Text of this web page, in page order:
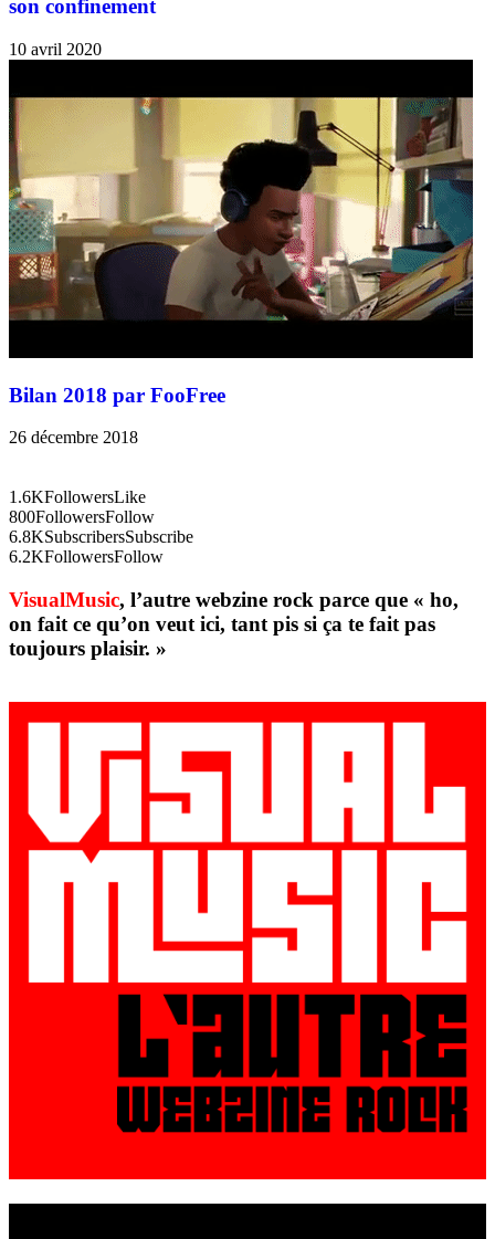
son confinement
10 avril 2020
Bilan 2018 par FooFree
26 décembre 2018
1.6KFollowersLike
800FollowersFollow
6.8KSubscribersSubscribe
6.2KFollowersFollow
VisualMusic, l’autre webzine rock parce que « ho,
on fait ce qu’on veut ici, tant pis si ça te fait pas
toujours plaisir. »